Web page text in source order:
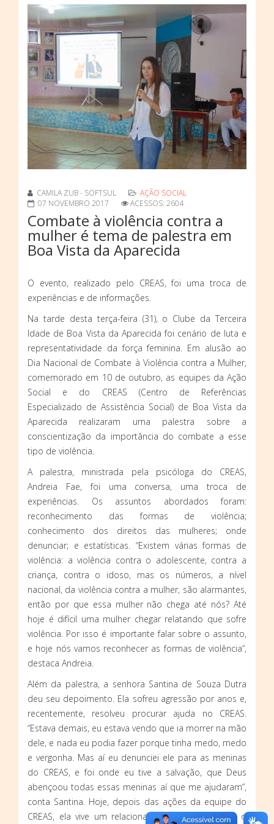
CAMILA ZUB - SOFTSUL
AÇÃO SOCIAL
07 NOVEMBRO 2017
ACESSOS: 2604
Combate à violência contra a
mulher é tema de palestra em
Boa Vista da Aparecida
O evento, realizado pelo CREAS, foi uma troca de
experiências e de informações.
Na tarde desta terça-feira (31), o Clube da Terceira
Idade de Boa Vista da Aparecida foi cenário de luta e
representatividade da força feminina. Em alusão ao
Dia Nacional de Combate à Violência contra a Mulher,
comemorado em 10 de outubro, as equipes da Ação
Social e do CREAS (Centro de Referências
Especializado de Assistência Social) de Boa Vista da
Aparecida realizaram uma palestra sobre a
conscientização da importância do combate a esse
tipo de violência.
A palestra, ministrada pela psicóloga do CREAS,
Andreia Fae, foi uma conversa, uma troca de
experiências. Os assuntos abordados foram:
reconhecimento das formas de violência;
conhecimento dos direitos das mulheres; onde
denunciar; e estatísticas. “Existem várias formas de
violência: a violência contra o adolescente, contra a
criança, contra o idoso, mas os números, a nível
nacional, da violência contra a mulher, são alarmantes,
então por que essa mulher não chega até nós? Até
hoje é difícil uma mulher chegar relatando que sofre
violência. Por isso é importante falar sobre o assunto,
e hoje nós vamos reconhecer as formas de violência”,
destaca Andreia.
Além da palestra, a senhora Santina de Souza Dutra
deu seu depoimento. Ela sofreu agressão por anos e,
recentemente, resolveu procurar ajuda no CREAS.
“Estava demais, eu estava vendo que ia morrer na mão
dele, e nada eu podia fazer porque tinha medo, medo
e vergonha. Mas aí eu denunciei ele para as meninas
do CREAS, e foi onde eu tive a salvação, que Deus
abençoou todas essas meninas aí que me ajudaram”,
conta Santina. Hoje, depois das ações da equipe do
CREAS, ela vive um relacionamento tranquilo com o